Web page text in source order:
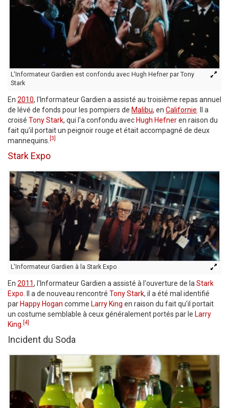
L'Informateur Gardien est confondu avec Hugh Hefner par Tony
Stark
En 2010, l'Informateur Gardien a assisté au troisième repas annuel
de lévé de fonds pour les pompiers de Malibu, en Californie . Il a
croisé Tony Stark, qui l'a confondu avecHugh Hefneren raison du
fait qu'il portait un peignoir rouge et était accompagné de deux
mannequins. [3]
Stark Expo
L'Informateur Gardien à la Stark Expo
En 2011, l'Informateur Gardien a assisté à l'ouverture de laStark
Expo. Il a de nouveau rencontré Tony Stark, il a été mal identifié
par Happy Hogan comme Larry King en raison du fait qu'il portait
un costume semblable à ceux généralement portés par le Larry
King. [4]
Incident du Soda